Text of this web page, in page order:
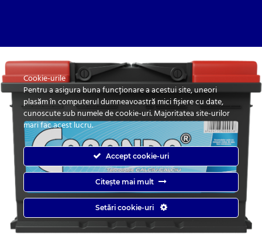
SC. CARANDA BATERII SRL. | SR EN ISO 9001:2015, SR EN ISO 14001:2015, SR
ISO 45001:2018 |
ANPC
| Prelucrarea datelor cu caracter personal | Politica de confidentialitate
Caranda.ro este un magazin online cu baterii pentru automobile, camioane,
autobuze, vagoane, motociclete, tractiune, stationare si aplicatii industriale.
Web Design byEnd Soft Design
Cookie-urile
Pentru a asigura buna funcționare a acestui site, uneori
plasăm în computerul dumneavoastră mici fișiere cu date,
cunoscute sub numele de cookie-uri. Majoritatea site-urilor
mari fac acest lucru.
Accept cookie-uri
Citește mai mult
Setări cookie-uri